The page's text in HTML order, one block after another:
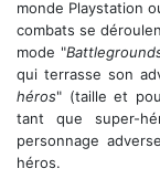
monde Playstation
combats se
mode "
qui terrasse son
héros" (taille et
tant que super-
personnage
héros.